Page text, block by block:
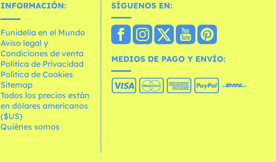
INFORMACIÓN:
Funidelia en el Mundo
Aviso legal y
Condiciones de venta
Política de Privacidad
Política de Cookies
Sitemap
Todos los precios están
en dólares americanos
($US)
Quiénes somos
SÍGUENOS EN:
MEDIOS DE PAGO Y ENVÍO: